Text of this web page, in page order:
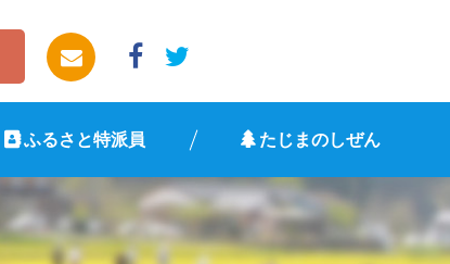
ふるさと特派員 たじまのしぜん